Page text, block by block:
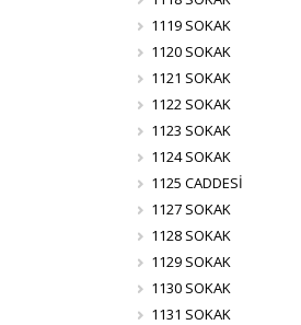
1119 SOKAK
1120 SOKAK
1121 SOKAK
1122 SOKAK
1123 SOKAK
1124 SOKAK
1125 CADDESİ
1127 SOKAK
1128 SOKAK
1129 SOKAK
1130 SOKAK
1131 SOKAK